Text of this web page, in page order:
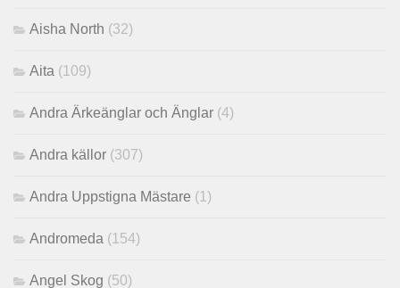
Aisha North (32)
Aita (109)
Andra Ärkeänglar och Änglar (4)
Andra källor (307)
Andra Uppstigna Mästare (1)
Andromeda (154)
Angel Skog (50)